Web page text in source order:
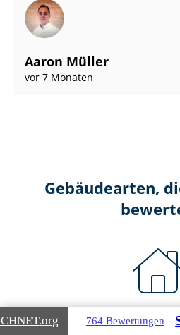
Aaron Müller
vor 7 Monaten
Gebäudearten,
.org 764 Bewertungen